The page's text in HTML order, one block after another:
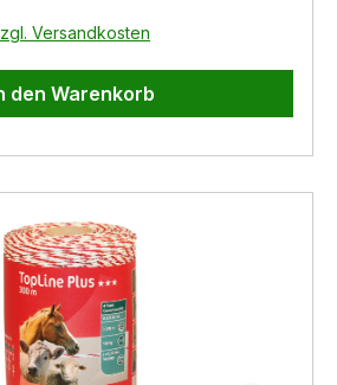
Versandkosten
den Warenkorb